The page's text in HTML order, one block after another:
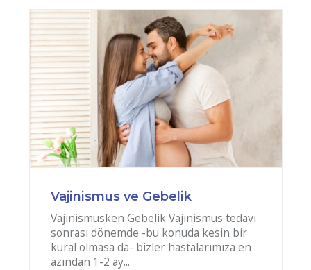
Vajinismus ve Gebelik
Vajinismusken Gebelik Vajinismus tedavi
sonrası dönemde -bu konuda kesin bir
kural olmasa da- bizler hastalarımıza en
azından 1-2 ay...